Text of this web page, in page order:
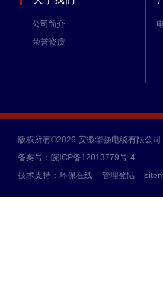
公司简介
荣誉资质
版权所有©2026 安徽华强电缆有限公
备案号：皖ICP备12013779号-4
技术支持： 环保在线 管理登陆